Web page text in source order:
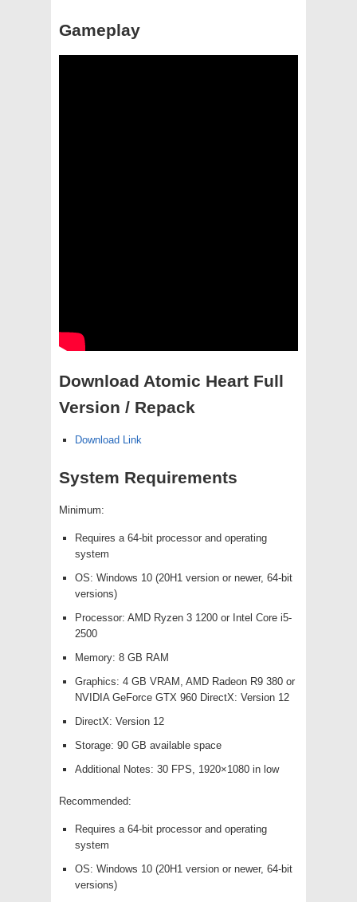
Gameplay
Download Atomic Heart Full
Version / Repack
Download Link
System Requirements
Minimum:
Requires a 64-bit processor and operating
system
OS: Windows 10 (20H1 version or newer, 64-bit
versions)
Processor: AMD Ryzen 3 1200 or Intel Core i5-
2500
Memory: 8 GB RAM
Graphics: 4 GB VRAM, AMD Radeon R9 380 or
NVIDIA GeForce GTX 960 DirectX: Version 12
DirectX: Version 12
Storage: 90 GB available space
Additional Notes: 30 FPS, 1920×1080 in low
Recommended:
Requires a 64-bit processor and operating
system
OS: Windows 10 (20H1 version or newer, 64-bit
versions)